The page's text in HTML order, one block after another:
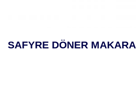
SAFYRE DÖNER MAKARA